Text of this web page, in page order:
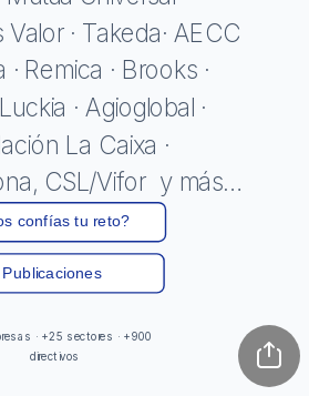
confías tu reto?
Publicaciones
· Takeda· AECC
· Remica · Brooks ·
· Agioglobal ·
La Caixa ·
CSL/Vifor  y más…
·
· +25 sectores · +900
directivos